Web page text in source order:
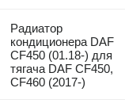
Радиатор
кондиционера DAF
CF450 (01.18-) для
тягача DAF CF450,
CF460 (2017-)